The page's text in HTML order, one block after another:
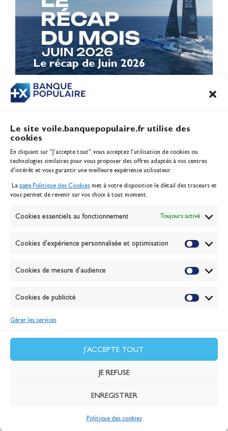
Le site voile.banquepopulaire.fr utilise des
cookies
En cliquant sur "J'accepte tout", vous acceptez l’utilisation de cookies ou
technologies similaires pour vous proposer des offres adaptés à vos centres
d’intérêt et vous garantir une meilleure expérience utilisateur.
La page Politique des Cookies met à votre disposition le détail des traceurs et
vous permet de revenir sur vos choix à tout moment.
Cookies essentiels au fonctionnement Toujours activé
Cookies d'expérience personnalisée et optimisation
Cookies de mesure d'audience
Cookies de publicité
Gérer les services
J'ACCEPTE TOUT
JE REFUSE
ENREGISTRER
Politique des cookies
Le récap de Juin 2026
Inscription serveur média
Contact
Politique des cookies
Banque de la voile
Passion Voile TV
ABONNEZ-VOUS
J'accepte lapolitique de confidentialité
© 2026 Banque Populaire